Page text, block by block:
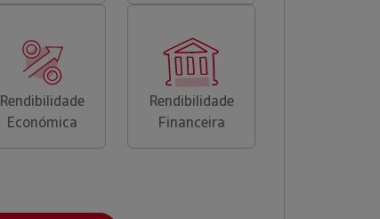
Rendibilidade
Económica
Rendibilidade
Financeira